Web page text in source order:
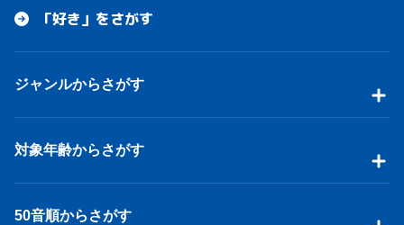
「好き」をさがす
ジャンルからさがす
対象年齢からさがす
50音順からさがす